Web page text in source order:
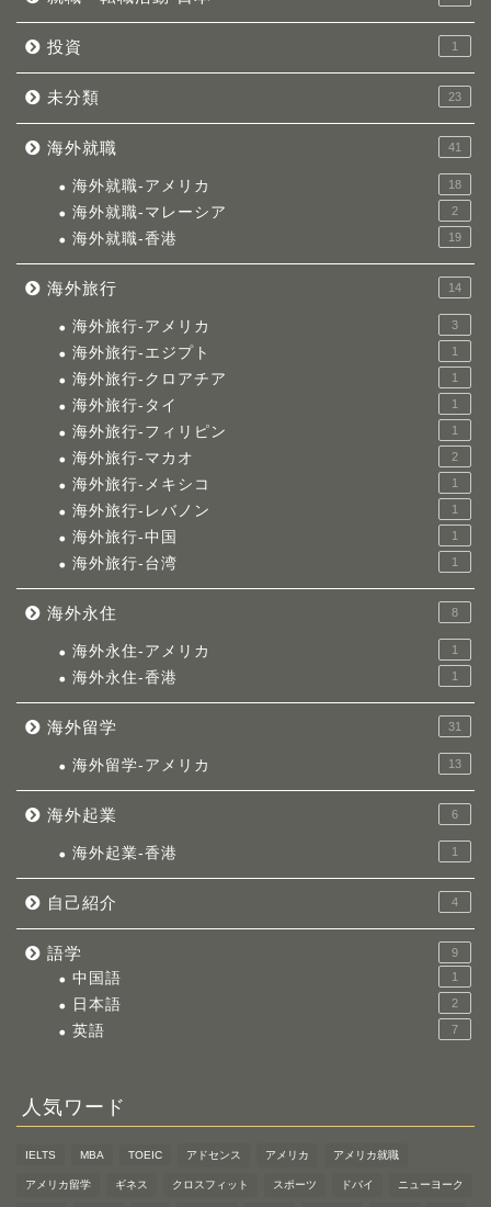
投資 1
未分類 23
海外就職 41
海外就職-アメリカ 18
海外就職-マレーシア 2
海外就職-香港 19
海外旅行 14
海外旅行-アメリカ 3
海外旅行-エジプト 1
海外旅行-クロアチア 1
海外旅行-タイ 1
海外旅行-フィリピン 1
海外旅行-マカオ 2
海外旅行-メキシコ 1
海外旅行-レバノン 1
海外旅行-中国 1
海外旅行-台湾 1
海外永住 8
海外永住-アメリカ 1
海外永住-香港 1
海外留学 31
海外留学-アメリカ 13
海外起業 6
海外起業-香港 1
自己紹介 4
語学 9
中国語 1
日本語 2
英語 7
人気ワード
IELTS MBA TOEIC アドセンス アメリカ アメリカ就職
アメリカ留学 ギネス クロスフィット スポーツ ドバイ ニューヨーク